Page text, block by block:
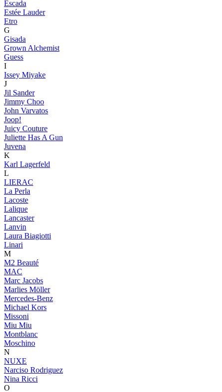
Escada
Estée Lauder
Etro
G
Gisada
Grown Alchemist
Guess
I
Issey Miyake
J
Jil Sander
Jimmy Choo
John Varvatos
Joop!
Juicy Couture
Juliette Has A Gun
Juvena
K
Karl Lagerfeld
L
LIERAC
La Perla
Lacoste
Lalique
Lancaster
Lanvin
Laura Biagiotti
Linari
M
M2 Beauté
MAC
Marc Jacobs
Marlies Möller
Mercedes-Benz
Michael Kors
Missoni
Miu Miu
Montblanc
Moschino
N
NUXE
Narciso Rodriguez
Nina Ricci
O